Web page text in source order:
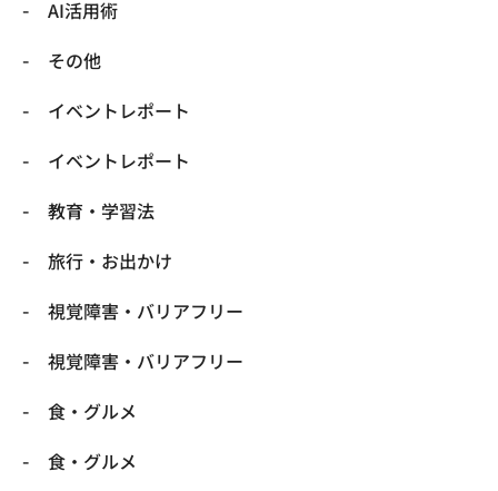
​AI活用術
​その他
​イベントレポート
​イベントレポート
​教育・学習法
​旅行・お出かけ
​視覚障害・バリアフリー
​視覚障害・バリアフリー
​食・グルメ
​食・グルメ